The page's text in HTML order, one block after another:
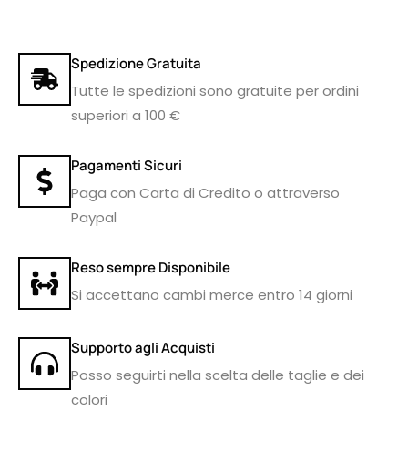
Spedizione Gratuita
Tutte le spedizioni sono gratuite per ordini
superiori a 100 €
Pagamenti Sicuri
Paga con Carta di Credito o attraverso
Paypal
Reso sempre Disponibile
Si accettano cambi merce entro 14 giorni
Supporto agli Acquisti
Posso seguirti nella scelta delle taglie e dei
colori